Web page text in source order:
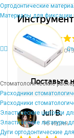
Ортодонтические
Материалы для фиксации
Стоматологические
Расходники
Расходники
Эластические цепочки
Эластические лигатуры
Дуги ортодонтические